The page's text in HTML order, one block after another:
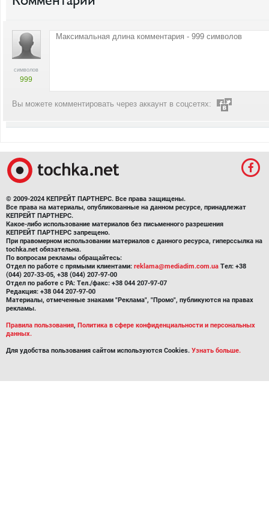
символов
999
Вы можете комментировать через аккаунт в соцсетях:
© 2009-2024 КЕПРЕЙТ ПАРТНЕРС. Все права защищены.
Все права на материалы, опубликованные на данном ресурсе, принадлежат
КЕПРЕЙТ ПАРТНЕРС.
Какое-либо использование материалов без письменного разрешения
КЕПРЕЙТ ПАРТНЕРС запрещено.
При правомерном использовании материалов с данного ресурса, гиперссылка на
tochka.net обязательна.
По вопросам рекламы обращайтесь:
Отдел по работе с прямыми клиентами: reklama@mediadim.com.ua Тел: +38
(044) 207-33-05, +38 (044) 207-97-00
Отдел по работе с РА: Тел./факс: +38 044 207-97-07
Редакция: +38 044 207-97-00
Материалы, отмеченные знаками "Реклама", "Промо", публикуются на правах
рекламы.
Правила пользования, Политика в сфере конфиденциальности и персональных
данных.
Для удобства пользования сайтом используются Cookies. Узнать больше.